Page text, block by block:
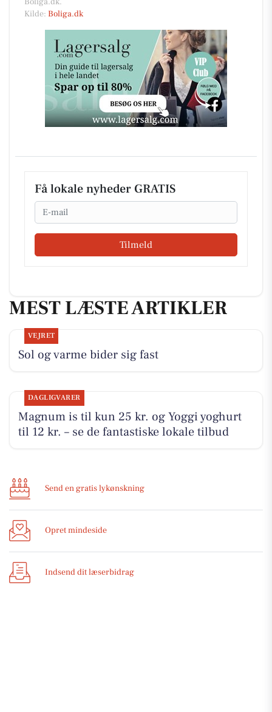
Kilde: Boliga.dk
Få lokale nyheder GRATIS
Email
Tilmeld
MEST LÆSTE ARTIKLER
VEJRET
Sol og varme bider sig fast
DAGLIGVARER
Magnum is til kun 25 kr. og Yoggi yoghurt
til 12 kr. – se de fantastiske lokale tilbud
Send en gratis lykønskning
Opret mindeside
Indsend dit læserbidrag